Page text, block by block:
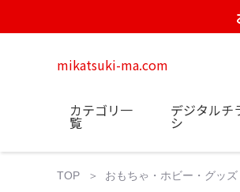
mikatsuki-ma.com
カテゴリ一
覧
デジタルチ
シ
TOP おもちゃ・ホビー・グッズ